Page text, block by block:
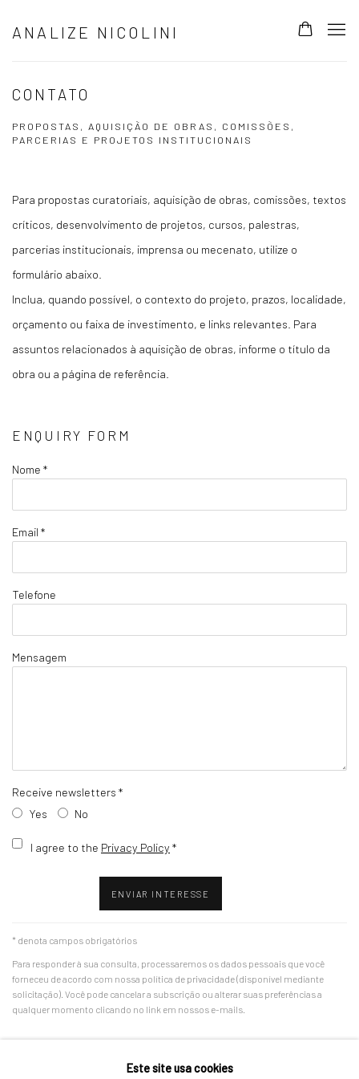
ANALIZE NICOLINI
CONTATO
PROPOSTAS, AQUISIÇÃO DE OBRAS, COMISSÕES,
PARCERIAS E PROJETOS INSTITUCIONAIS
Para propostas curatoriais, aquisição de obras, comissões, textos
críticos, desenvolvimento de projetos, cursos, palestras,
parcerias institucionais, imprensa ou mecenato, utilize o
formulário abaixo.
Inclua, quando possível, o contexto do projeto, prazos, localidade,
orçamento ou faixa de investimento, e links relevantes. Para
assuntos relacionados à aquisição de obras, informe o título da
obra ou a página de referência.
ENQUIRY FORM
Nome *
Email *
Telefone
Mensagem
Receive newsletters *
Yes
No
Terms and conditions
I agree to the Privacy Policy *
ENVIAR INTERESSE
* denota campos obrigatórios
Para responder à sua consulta, processaremos os dados pessoais que você
forneceu de acordo com nossa política de privacidade (disponível mediante
solicitação). Você pode cancelar a subscrição ou alterar suas preferências a
qualquer momento clicando no link em nossos e-mails.
Este site usa cookies